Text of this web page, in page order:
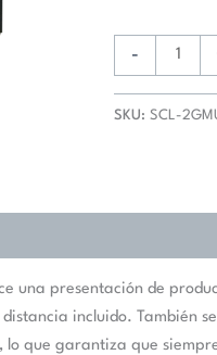
-
SKU:SCL-
una presentación de
incluido. También
lo que garantiza que